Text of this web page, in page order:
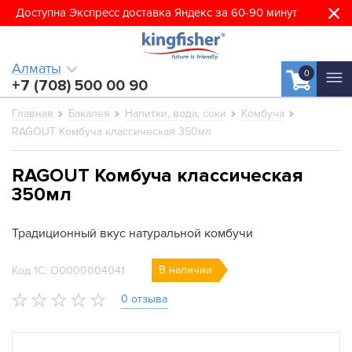
Доступна Экспресс доставка Яндекс за 60-90 минут
0
Алматы
+7 (708) 500 00 90
Главная Бакалея Напитки, вода, соки
Комбуча
RAGOUT Комбуча классическая 350мл
RAGOUT Комбуча классическая
350мл
Традиционный вкус натуральной комбучи
Код 1С: О0000004041 В наличии
0 отзыва